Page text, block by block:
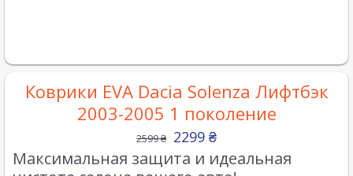
Коврики EVA Dacia Solenza Лифтбэк
2003-2005 1 поколение
2599₴ 2299 ₴
Максимальная защита и идеальная